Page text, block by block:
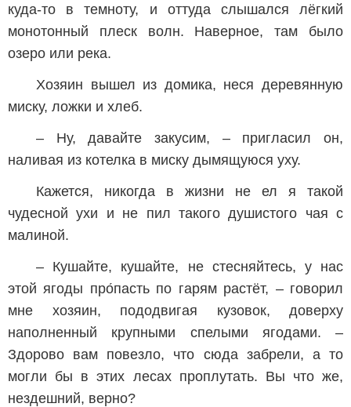
куда-то в темноту, и оттуда слышался лёгкий
монотонный плеск волн. Наверное, там было
озеро или река.
Хозяин вышел из домика, неся деревянную
миску, ложки и хлеб.
– Ну, давайте закусим, – пригласил он,
наливая из котелка в миску дымящуюся уху.
Кажется, никогда в жизни не ел я такой
чудесной ухи и не пил такого душистого чая с
малиной.
– Кушайте, кушайте, не стесняйтесь, у нас
этой ягоды про́пасть по гарям растёт, – говорил
мне хозяин, пододвигая кузовок, доверху
наполненный крупными спелыми ягодами. –
Здорово вам повезло, что сюда забрели, а то
могли бы в этих лесах проплутать. Вы что же,
нездешний, верно?